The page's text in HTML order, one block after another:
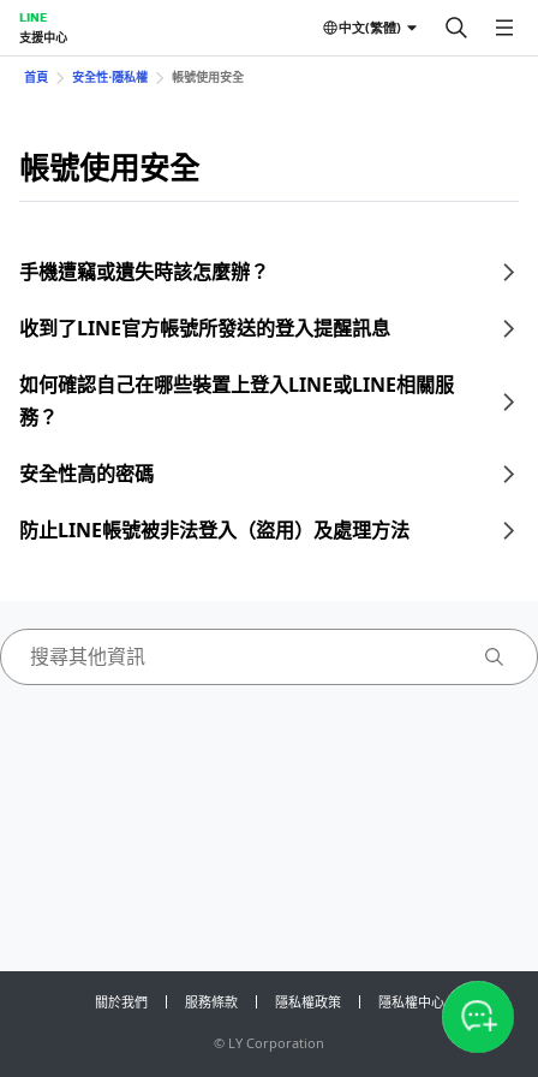
LINE
支援中心
中文(繁體)
首頁 安全性⋅隱私權 帳號使用安全
帳號使用安全
手機遭竊或遺失時該怎麼辦？
收到了LINE官方帳號所發送的登入提醒訊息
如何確認自己在哪些裝置上登入LINE或LINE相關服
務？
安全性高的密碼
防止LINE帳號被非法登入（盜用）及處理方法
關於我們 服務條款 隱私權政策 隱私權中心
© LY Corporation